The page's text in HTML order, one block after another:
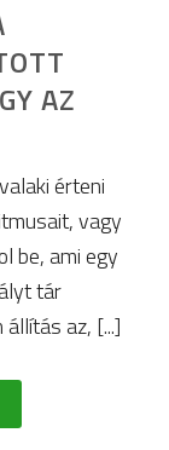
AZ
érteni
vagy
be, ami egy
tár
az, [...]